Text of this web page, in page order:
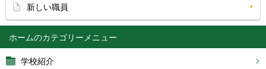
ホーム
学校紹介
新しい職員